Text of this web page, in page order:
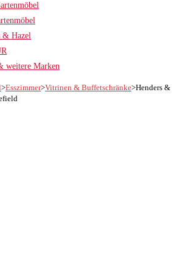
& Hazel
weitere Marken
>Esszimmer>Vitrinen & Buffetschränke>Henders &